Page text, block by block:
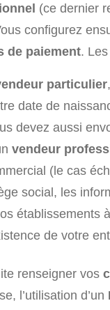
(ce dernier
configurez
de paiement.
particulier
date de
devez aussi
vendeur
(le cas
social, les
établissements
de votre
renseigner vos
l’utilisation d’un